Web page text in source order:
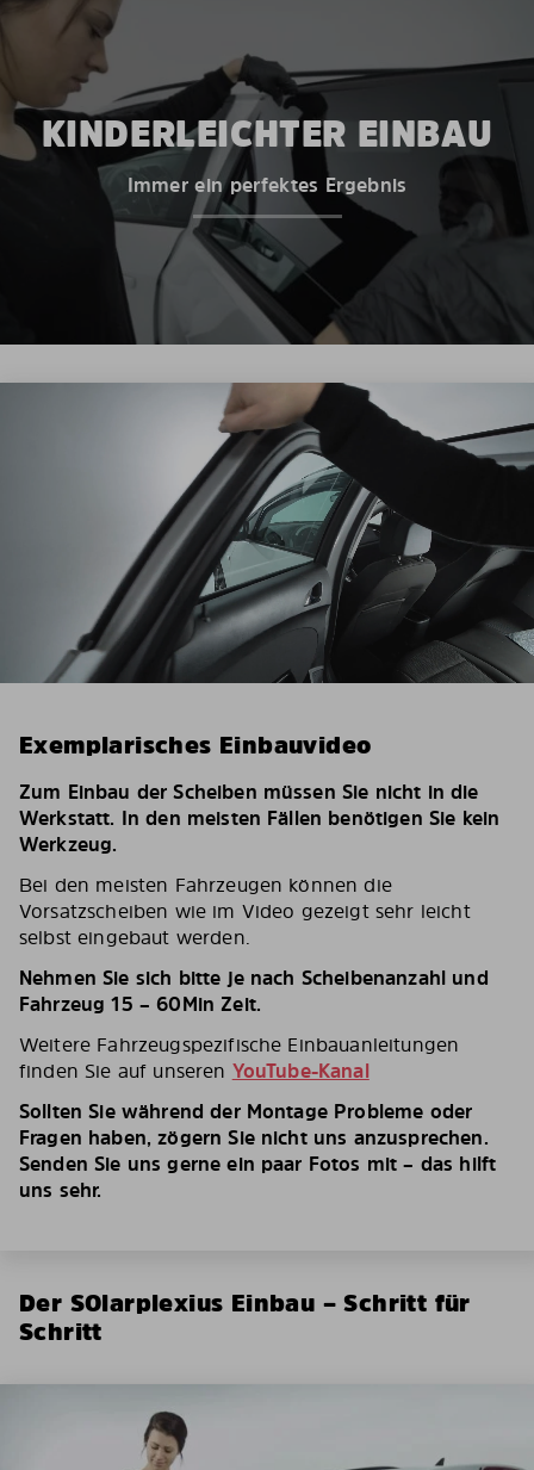
KINDERLEICHTER EINBAU
Immer ein perfektes Ergebnis
Exemplarisches Einbauvideo
Zum Einbau der Scheiben müssen Sie nicht in die
Werkstatt. In den meisten Fällen benötigen Sie kein
Werkzeug.
Bei den meisten Fahrzeugen können die
Vorsatzscheiben wie im Video gezeigt sehr leicht
selbst eingebaut werden.
Nehmen Sie sich bitte je nach Scheibenanzahl und
Fahrzeug 15 – 60Min Zeit.
Weitere Fahrzeugspezifische Einbauanleitungen
finden Sie auf unseren YouTube-Kanal
Sollten Sie während der Montage Probleme oder
Fragen haben, zögern Sie nicht uns anzusprechen.
Senden Sie uns gerne ein paar Fotos mit – das hilft
uns sehr.
Der SOlarplexius Einbau – Schritt für
Schritt